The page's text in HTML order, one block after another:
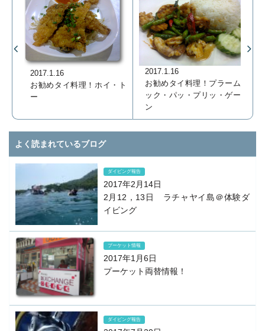
2017.1.16
お勧めタイ料理！ホイ・ト
ー
2017.1.16
お勧めタイ料理！プラーム
ック・パッ・プリッ・ゲー
ン
よく読まれているブログ
ダイビング報告
2017年2月14日
2月12，13日 ラチャヤイ島＠体験ダ
イビング
プーケット情報
2017年1月6日
プーケット両替情報！
ダイビング報告